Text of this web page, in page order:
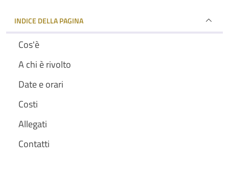
INDICE DELLA PAGINA
Cos'è
A chi è rivolto
Date e orari
Costi
Allegati
Contatti